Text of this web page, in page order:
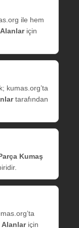
ile hem
için
kumas.org’ta
tarafından
Kumaş
Alanlariçin